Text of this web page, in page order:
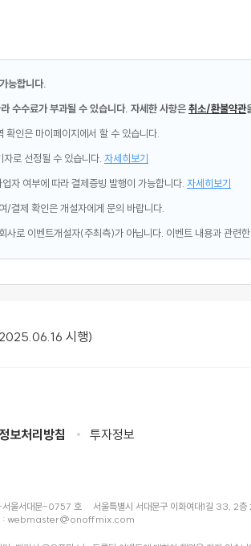
능합니다.
수수료가 부과될 수 있습니다. 자세한 사항은취소/환불약관
인은 마이페이지에서 할 수 있습니다.
로 선정될 수 있습니다. 자세히보기
자 여부에 따라 결제증빙 발행이 가능합니다. 자세히보기
/결제 확인은 개설자에게 문의 바랍니다.
로 이벤트개설자(주최측)가 아닙니다. 이벤트 내용과 관련
시행)
보처리방침 투자정보
울서대문-0757 호
서울특별시 서대문구 이화여대1길 33, 2
: webmaster@onoffmix.com